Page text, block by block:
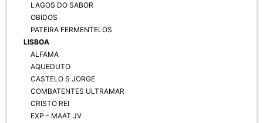
LAGOS DO SABOR
OBIDOS
PATEIRA FERMENTELOS
LISBOA
ALFAMA
AQUEDUTO
CASTELO S JORGE
COMBATENTES ULTRAMAR
CRISTO REI
EXP - MAAT JV